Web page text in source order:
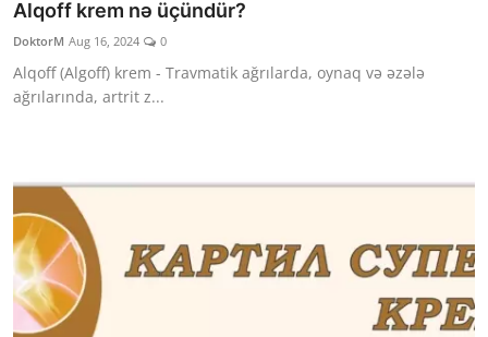
Alqoff krem nə üçündür?
DoktorM Aug 16, 2024 0
Alqoff (Algoff) krem - Travmatik ağrılarda, oynaq və əzələ
ağrılarında, artrit z...